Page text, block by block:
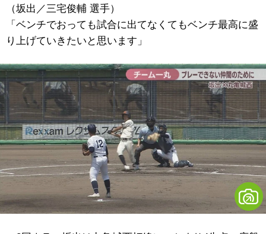
（坂出／三宅俊輔 選手）
「ベンチでおっても試合に出てなくてもベンチ最高に盛
り上げていきたいと思います」